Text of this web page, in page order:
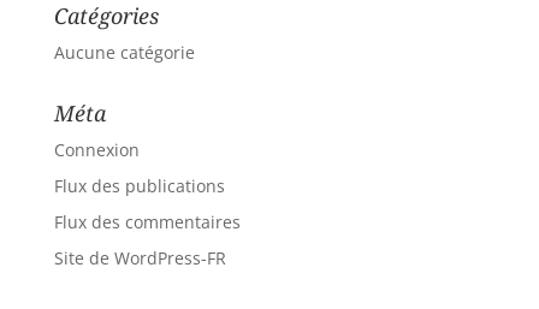
Catégories
Aucune catégorie
Méta
Connexion
Flux des publications
Flux des commentaires
Site de WordPress-FR